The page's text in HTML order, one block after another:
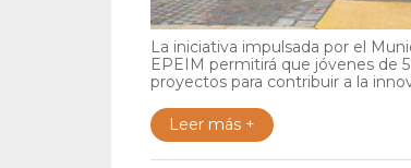
La iniciativa impulsada por el
EPEIM permitirá que jóvenes de
proyectos para contribuir a la
Leer más +